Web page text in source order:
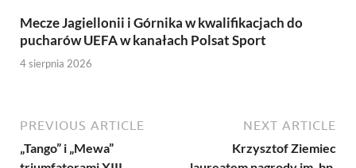
Mecze Jagiellonii i Górnika w kwalifikacjach do
pucharów UEFA w kanałach Polsat Sport
4 sierpnia 2026
PREVIOUS ARTICLE
„Tango” i „Mewa”
NEXT ARTICLE
Krzysztof Ziemiec